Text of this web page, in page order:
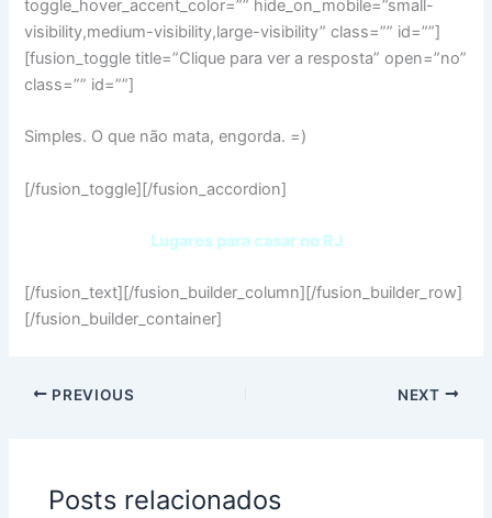
toggle_hover_accent_color=”” hide_on_mobile=”small-
visibility,medium-visibility,large-visibility” class=”” id=””]
[fusion_toggle title=”Clique para ver a resposta” open=”no”
class=”” id=””]
Simples. O que não mata, engorda. =)
[/fusion_toggle][/fusion_accordion]
Lugares para casar no RJ
[/fusion_text][/fusion_builder_column][/fusion_builder_row]
[/fusion_builder_container]
PREVIOUS NEXT
Posts relacionados